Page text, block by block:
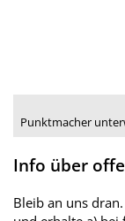
Punktmacher
Info über
Bleib an uns